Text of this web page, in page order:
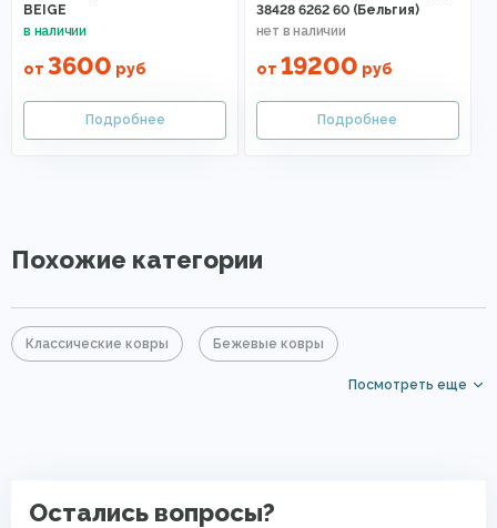
BEIGE
от 3600 руб
38428 6262 60 (Бельгия)
от 19200 руб
Похожие категории
Классические ковры Бежевые ковры
Посмотреть еще
Остались вопросы?